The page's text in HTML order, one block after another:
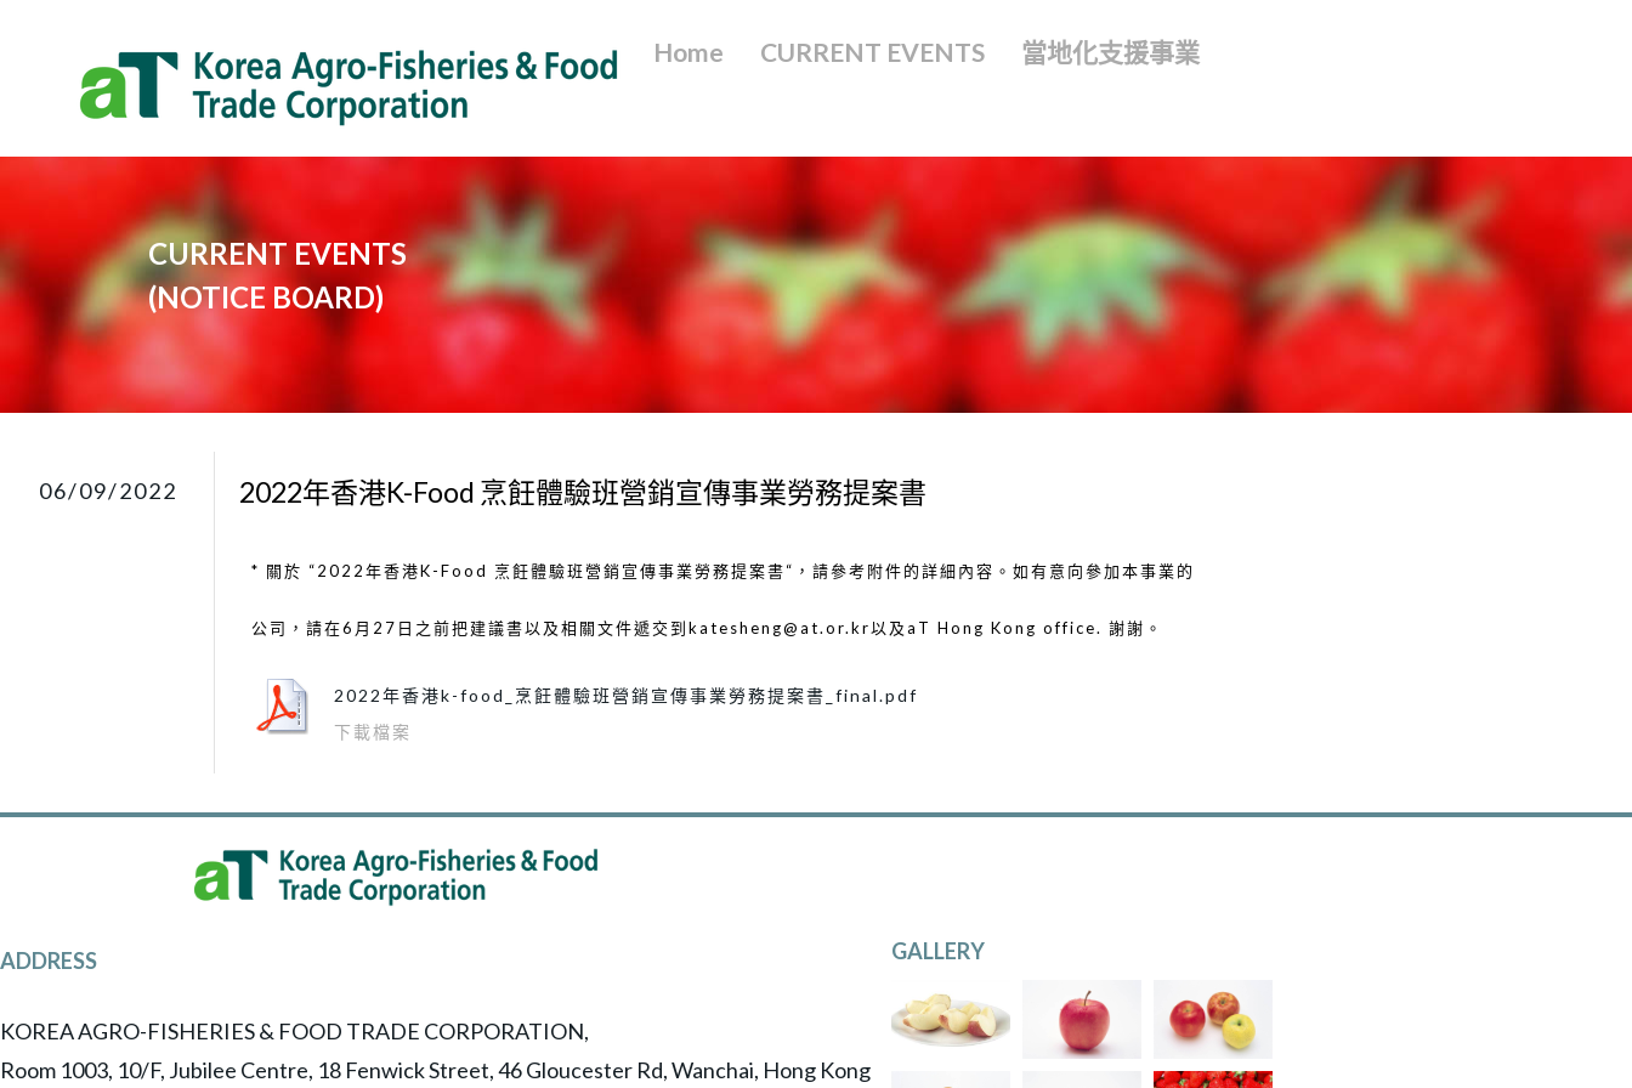
Home CURRENT EVENTS 當地化支援事業
CURRENT EVENTS
​(NOTICE BOARD)​
06/09/2022 2022年香港K-Food 烹飪體驗班營銷宣傳事業勞務提案書
* 關於 “2022年香港K-Food 烹飪體驗班營銷宣傳事業勞務提案書“，請參考附件的詳細內容。如有意向參加本事業的
公司，請在6月27日之前把建議書以及相關文件遞交到katesheng@at.or.kr以及aT Hong Kong office. 謝謝。
2022年香港k-food_烹飪體驗班營銷宣傳事業勞務提案書_final.pdf
下載檔案
ADDRESS
KOREA AGRO-FISHERIES & FOOD TRADE CORPORATION,
Room 1003, 10/F, Jubilee Centre, 18 Fenwick Street, 46 Gloucester Rd, Wanchai, Hong Kong
GALLERY